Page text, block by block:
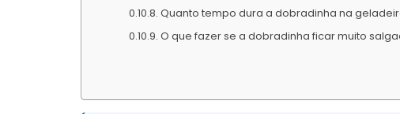
Quanto tempo dura a dobradinha na
O que fazer se a dobradinha ficar muito